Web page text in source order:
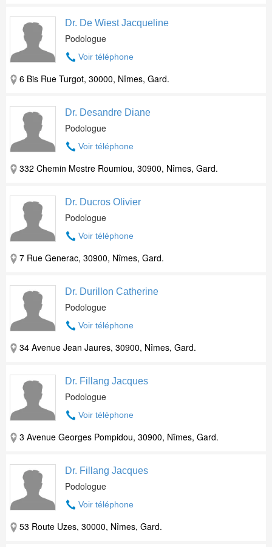
Dr. De Wiest Jacqueline
Podologue
Voir téléphone
6 Bis Rue Turgot, 30000, Nîmes, Gard.
Dr. Desandre Diane
Podologue
Voir téléphone
332 Chemin Mestre Roumiou, 30900, Nîmes, Gard.
Dr. Ducros Olivier
Podologue
Voir téléphone
7 Rue Generac, 30900, Nîmes, Gard.
Dr. Durillon Catherine
Podologue
Voir téléphone
34 Avenue Jean Jaures, 30900, Nîmes, Gard.
Dr. Fillang Jacques
Podologue
Voir téléphone
3 Avenue Georges Pompidou, 30900, Nîmes, Gard.
Dr. Fillang Jacques
Podologue
Voir téléphone
53 Route Uzes, 30000, Nîmes, Gard.